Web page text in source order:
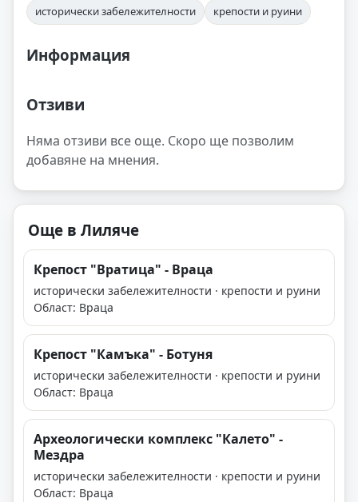
исторически забележителности крепости и руини
Информация
Отзиви
Няма отзиви все още. Скоро ще позволим
добавяне на мнения.
Още в Лиляче
Крепост "Вратица" - Враца
исторически забележителности · крепости и руини
Област: Враца
Крепост "Камъка" - Ботуня
исторически забележителности · крепости и руини
Област: Враца
Археологически комплекс "Калето" -
Мездра
исторически забележителности · крепости и руини
Област: Враца